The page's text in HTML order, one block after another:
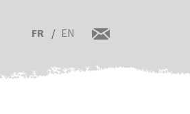
FR EN